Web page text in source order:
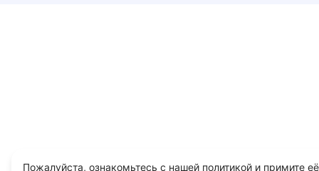
Пожалуйста, ознакомьтесь с нашей политикой и примите